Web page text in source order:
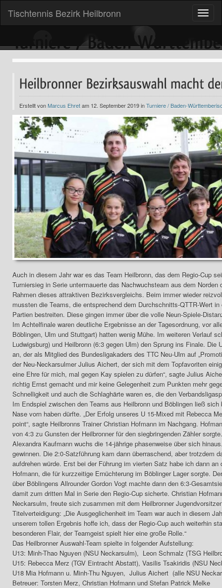
Toggle
Tischtennis Bezirk Heilbronn
Erstellt vonMarcus Ehretam 12. September 2019 inTurniere / Baden-
Auch in diesem Jahr war es das Team Heilbronn, das dem Regio-Cup
Turniersieg in Serie untermauerte das Nachwuchsteam aus dem
Rahmen dieses attraktiven Bezirksvergleichs. Beim immer wieder
mussten die Teams, die entsprechend dem Durchschnitts-QTTR-Wert
Partien bestreiten. Diese gingen immer über die volle Neun-Spiele-
Im Achtelfinale waren deutliche Ergebnisse an der Tagesordnung, vor
Böblingen, Ulm und Stuttgart) hatten wenig Mühe. Im weiteren Verlauf
Ludwigsburg) und Heilbronn (6:3 gegen Ulm) den Sprung ins Finale.
an, der als Mitglied des Bundesligakaders des TTC Neu-Ulm auf
der Neu-Neckarsulmer Julius Aichert, der sich mit dem Topfavoriten
eine Ehre für mich, mal gegen Kay spielen zu dürfen“, sagte Julius
richtig Ernst gemacht und mir keine Gelegenheit zum Punkten mehr
Schnelligkeit und auch die Schlaghärte waren es, die den
Im Endspiel zwischen den Teams aus Heilbronn und Böblingen ließ
Nase vorn haben dürfte. „Der Erfolg unseres U 15-Mixed mit Rebecca
point“, sagte Heilbronns Trainer Christian Hofmann im Nachgang.
von 4:3 zu Gunsten der Heilbronner für den siegbringenden Zähler
Alexandra Kaufmann wuchs die 14-jährige phasenweise über sich
gewinnen. Die 2:0-Satzführung kam dann überraschend, aber trotzdem
aufdrehen würde. Erst bei der Führung im vierten Satz habe ich dann an
Hofmann, die für kurzzeitige Ernüchterung im Böblinger Lager sorgte.
über Böblingens Allrounder Gordon Vogt machte dann den 6:3-
damit zum dritten Mal in Serie den Regio-Cup sicherte. Christian
Neckarsulm, freute sich zusammen mit dem Heilbronner
Titelverteidigung: „Die Ausgeglichenheit im Team war auch in diesem
unserem tollen Ergebnis hoffe ich, dass der Regio-Cup auch weiterhin
besonderen Flair, der Teamgeist spielt hier eine große Rolle.“
Das Heilbronner Auswahl-Team spielte in folgender Aufstellung:
U13: Minh-Thao Nguyen (NSU Neckarsulm), Leon Schmalz (TSG
U15: Rebecca Merz (TGV Eintracht Abstatt), Vasilis Tsakiridis (NSU
U18 Mia Hofmann u. Minh-Thu Nguyen, Julius Aichert (alle NSU
Betreuer: Torsten Merz, Christian Hofmann und Stefan Patrick Melke